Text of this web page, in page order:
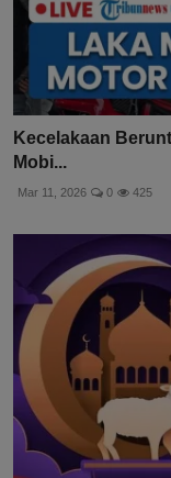
Kecelakaan
Mobi...
Mar 11, 2026 0 425